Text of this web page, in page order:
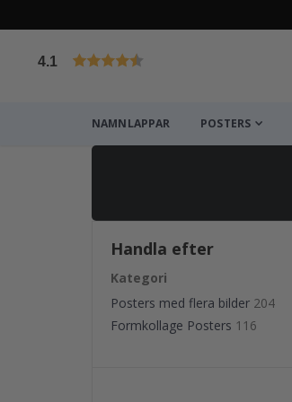
4.1
NAMNLAPPAR POSTERS
Handla efter
Kategori
Posters med flera bilder 204
Formkollage Posters 116